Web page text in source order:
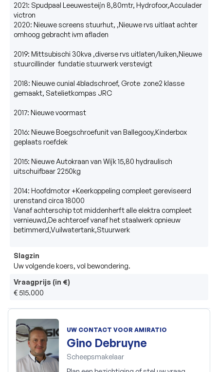
2021: Spudpaal Leeuwesteijn 8,80mtr, Hydrofoor,Acculader
victron
2020: Nieuwe screens stuurhut, ,Nieuwe rvs uitlaat achter
omhoog gebracht ivm afladen
2019: Mittsubischi 30kva ,diverse rvs uitlaten/luiken,Nieuwe
stuurcillinder  fundatie stuurwerk verstevigt
2018: Nieuwe cunial 4bladschroef, Grote  zone2 klasse
gemaakt, Satelietkompas JRC
2017: Nieuwe voormast
2016: Nieuwe Boegschroefunit van Ballegooy,Kinderbox
geplaats roefdek
2015: Nieuwe Autokraan van Wijk 15,80 hydraulisch
uitschuifbaar 2250kg
2014: Hoofdmotor +Keerkoppeling compleet gereviseerd
urenstand circa 18000
Vanaf achterschip tot middenherft alle elektra compleet
vernieuwd,De achteroef vanaf het staalwerk opnieuw
betimmerd,Vuilwatertank,Stuurwerk
Slagzin
Uw volgende koers, vol bewondering.
Vraagprijs (in €)
€ 515.000
UW CONTACT VOOR AMIRATIO
Gino Debruyne
Scheepsmakelaar